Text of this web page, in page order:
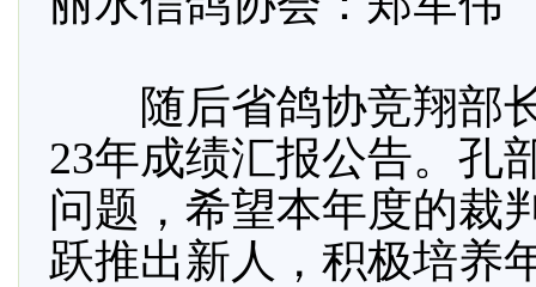
随后省鸽协竞翔部长
23年成绩汇报公告。孔
问题，希望本年度的裁
跃推出新人，积极培养